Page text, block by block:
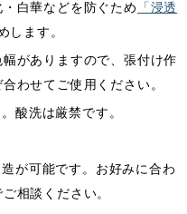
白華などを防ぐため
「浸透
します。
がありますので、張付け作
わせてご使用ください。
酸洗は厳禁です。
が可能です。お好みに合わ
相談ください。